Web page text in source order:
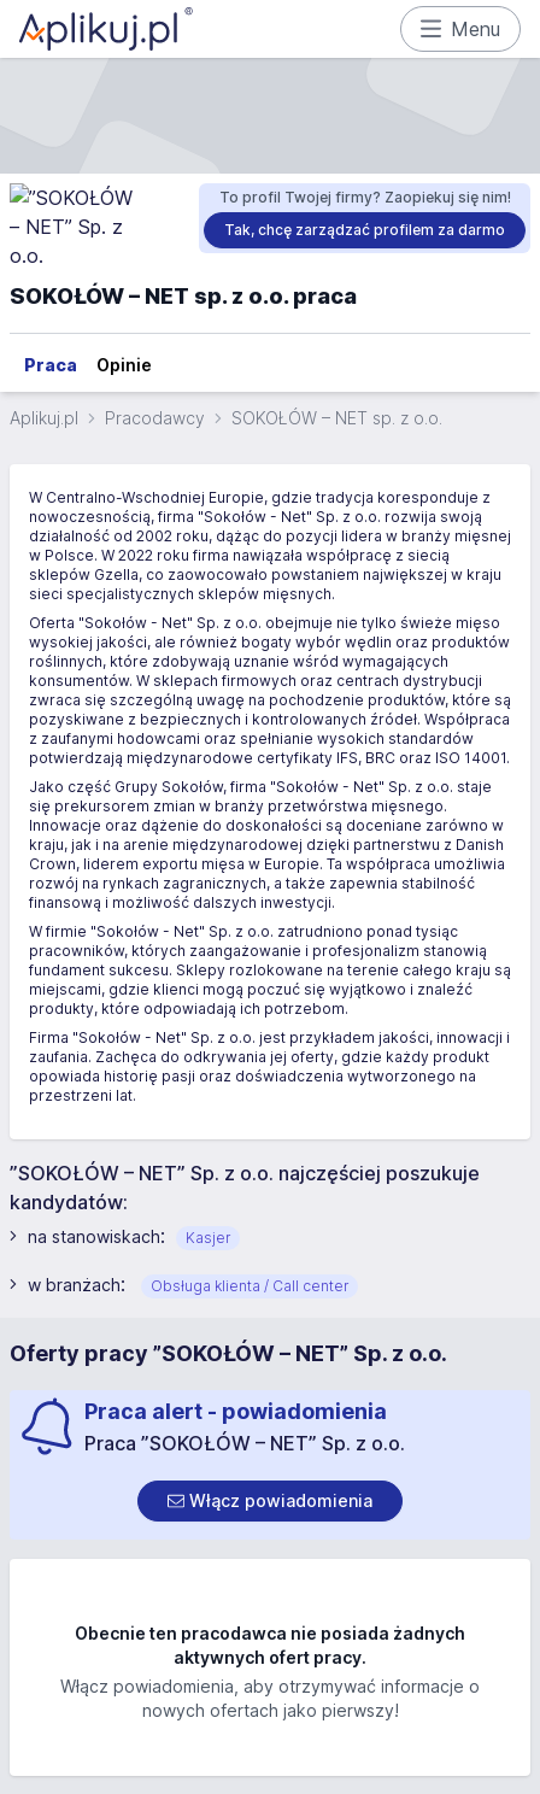
Menu
To profil Twojej firmy? Zaopiekuj się nim!
Tak, chcę zarządzać profilem za darmo
SOKOŁÓW – NET sp. z o.o. praca
Praca Opinie
Aplikuj.pl Pracodawcy SOKOŁÓW – NET sp. z o.o.
W Centralno-Wschodniej Europie, gdzie tradycja koresponduje z
nowoczesnością, firma "Sokołów - Net" Sp. z o.o. rozwija swoją
działalność od 2002 roku, dążąc do pozycji lidera w branży mięsnej
w Polsce. W 2022 roku firma nawiązała współpracę z siecią
sklepów Gzella, co zaowocowało powstaniem największej w kraju
sieci specjalistycznych sklepów mięsnych.
Oferta "Sokołów - Net" Sp. z o.o. obejmuje nie tylko świeże mięso
wysokiej jakości, ale również bogaty wybór wędlin oraz produktów
roślinnych, które zdobywają uznanie wśród wymagających
konsumentów. W sklepach firmowych oraz centrach dystrybucji
zwraca się szczególną uwagę na pochodzenie produktów, które są
pozyskiwane z bezpiecznych i kontrolowanych źródeł. Współpraca
z zaufanymi hodowcami oraz spełnianie wysokich standardów
potwierdzają międzynarodowe certyfikaty IFS, BRC oraz ISO 14001.
Jako część Grupy Sokołów, firma "Sokołów - Net" Sp. z o.o. staje
się prekursorem zmian w branży przetwórstwa mięsnego.
Innowacje oraz dążenie do doskonałości są doceniane zarówno w
kraju, jak i na arenie międzynarodowej dzięki partnerstwu z Danish
Crown, liderem exportu mięsa w Europie. Ta współpraca umożliwia
rozwój na rynkach zagranicznych, a także zapewnia stabilność
finansową i możliwość dalszych inwestycji.
W firmie "Sokołów - Net" Sp. z o.o. zatrudniono ponad tysiąc
pracowników, których zaangażowanie i profesjonalizm stanowią
fundament sukcesu. Sklepy rozlokowane na terenie całego kraju są
miejscami, gdzie klienci mogą poczuć się wyjątkowo i znaleźć
produkty, które odpowiadają ich potrzebom.
Firma "Sokołów - Net" Sp. z o.o. jest przykładem jakości, innowacji i
zaufania. Zachęca do odkrywania jej oferty, gdzie każdy produkt
opowiada historię pasji oraz doświadczenia wytworzonego na
przestrzeni lat.
”SOKOŁÓW – NET” Sp. z o.o. najczęściej poszukuje
kandydatów:
na stanowiskach: Kasjer
w branżach: Obsługa klienta / Call center
Oferty pracy ”SOKOŁÓW – NET” Sp. z o.o.
Praca alert - powiadomienia
Praca ”SOKOŁÓW – NET” Sp. z o.o.
Włącz powiadomienia
Obecnie ten pracodawca nie posiada żadnych
aktywnych ofert pracy.
Włącz powiadomienia, aby otrzymywać informacje o
nowych ofertach jako pierwszy!